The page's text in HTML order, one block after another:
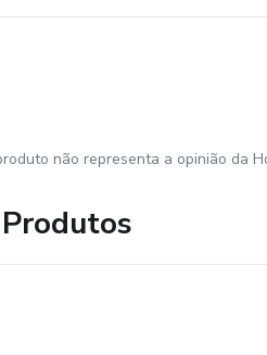
não representa a opinião da